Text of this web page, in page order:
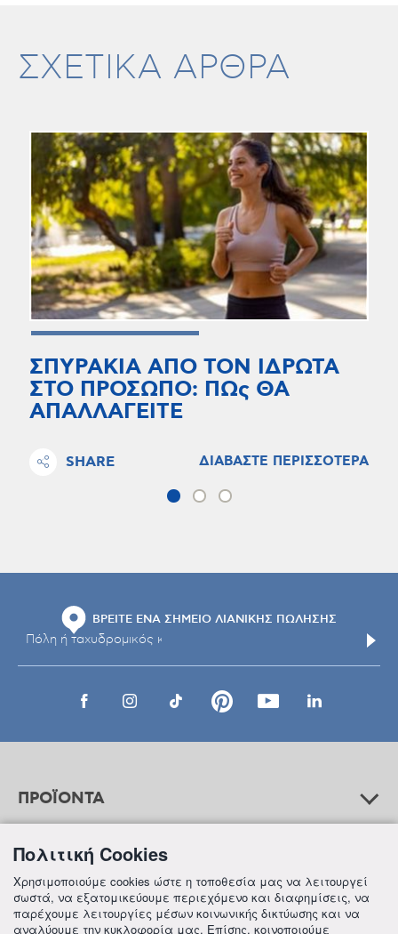
ΣΧΕΤΙΚΑ ΑΡΘΡΑ
ΣΠΥΡΑΚΙΑ ΑΠΟ ΤΟΝ ΙΔΡΩΤΑ
ΣΤΟ ΠΡΟΣΩΠΟ: ΠΩς ΘΑ
ΑΠΑΛΛΑΓΕΙΤΕ
SHARE ΔΙΑΒΑΣΤΕ ΠΕΡΙΣΣΟΤΕΡΑ
ΒΡΕΙΤΕ ΕΝΑ ΣΗΜΕΙΟ ΛΙΑΝΙΚΗΣ ΠΩΛΗΣΗΣ
ΠΡΟΪΟΝΤΑ
ΒΟΗΘΕΙΑ
Πολιτική Cookies
Χρησιμοποιούμε cookies ώστε η τοποθεσία μας να λειτουργεί
σωστά, να εξατομικεύουμε περιεχόμενο και διαφημίσεις, να
παρέχουμε λειτουργίες μέσων κοινωνικής δικτύωσης και να
αναλύουμε την κυκλοφορία μας. Επίσης, κοινοποιούμε